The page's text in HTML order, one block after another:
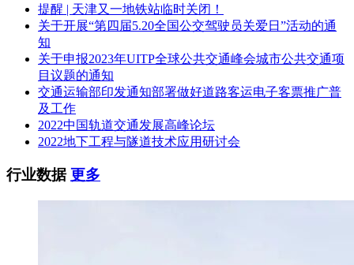
提醒 | 天津又一地铁站临时关闭！
关于开展“第四届5.20全国公交驾驶员关爱日”活动的通
知
关于申报2023年UITP全球公共交通峰会城市公共交通项
目议题的通知
交通运输部印发通知部署做好道路客运电子客票推广普
及工作
2022中国轨道交通发展高峰论坛
2022地下工程与隧道技术应用研讨会
行业数据更多